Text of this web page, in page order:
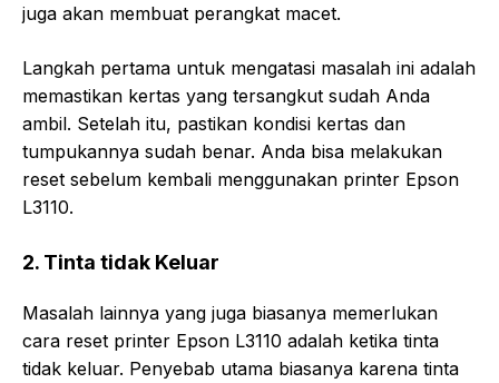
juga akan membuat perangkat macet.
Langkah pertama untuk mengatasi masalah ini adalah
memastikan kertas yang tersangkut sudah Anda
ambil. Setelah itu, pastikan kondisi kertas dan
tumpukannya sudah benar. Anda bisa melakukan
reset sebelum kembali menggunakan printer Epson
L3110.
2. Tinta tidak Keluar
Masalah lainnya yang juga biasanya memerlukan
cara reset printer Epson L3110 adalah ketika tinta
tidak keluar. Penyebab utama biasanya karena tinta